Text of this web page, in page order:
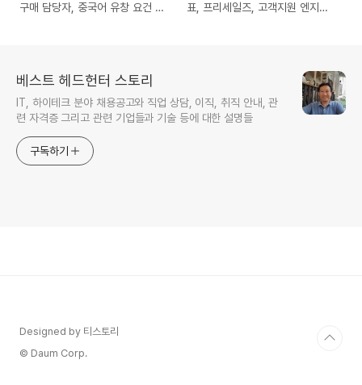
구매 담당자, 중국어 유창 요건 있
표, 프리세일즈, 고객지원 엔지니
베스트 헤드헌터 스토리
IT, 하이테크 분야 채용공고와 직업 상담, 이직, 취직 안내, 관
련 자격증 그리고 관련 기업들과 기술 등에 대한 설명들
구독하기
Designed by 티스토리
© Daum Corp.